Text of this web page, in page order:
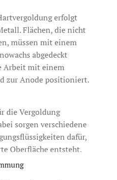
erfolgt
Flächen, die nicht
müssen mit einem
abgedeckt
Arbeit mit einem
zur Anode positioniert.
die Vergoldung
sorgen verschiedene
dafür,
Oberfläche entsteht,
anhaftet.